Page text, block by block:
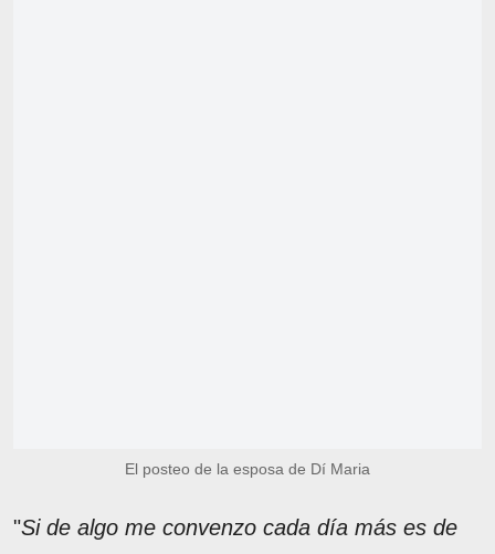
El posteo de la esposa de Dí Maria
"Si de algo me convenzo cada día más es de